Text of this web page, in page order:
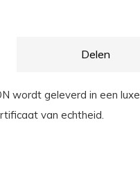
Delen
wordt geleverd in een luxe
van echtheid.